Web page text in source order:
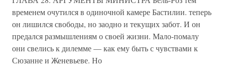
временем очутился в одиночной камере Бастилии. теперь
он лишился свободы, но заодно и текущих забот. И он
предался размышлениям о своей жизни. Мало-помалу
они свелись к дилемме — как ему быть с чувствами к
Сюзанне и Женевьеве. Но